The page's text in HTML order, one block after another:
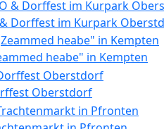
& Dorffest im Kurpark
heabe" in Kempten
Oberstdorf